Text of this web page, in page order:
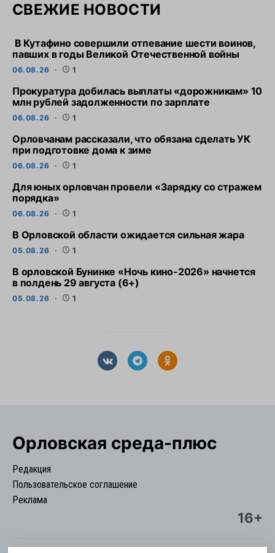
СВЕЖИЕ НОВОСТИ
В Кутафино совершили отпевание шести воинов,
павших в годы Великой Отечественной войны
06.08.26 1
Прокуратура добилась выплаты «дорожникам» 10
млн рублей задолженности по зарплате
06.08.26 1
Орловчанам рассказали, что обязана сделать УК
при подготовке дома к зиме
06.08.26 1
Для юных орловчан провели «Зарядку со стражем
порядка»
06.08.26 1
В Орловской области ожидается сильная жара
05.08.26 1
В орловской Бунинке «Ночь кино-2026» начнется
в полдень 29 августа (6+)
05.08.26 1
Орловская cреда-плюс
Редакция
Пользовательское соглашение
Реклама
16+